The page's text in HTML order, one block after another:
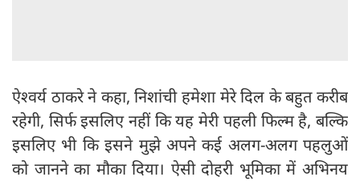
ऐश्वर्य ठाकरे ने कहा, निशांची हमेशा मेरे दिल के बहुत करीब
रहेगी, सिर्फ इसलिए नहीं कि यह मेरी पहली फिल्म है, बल्कि
इसलिए भी कि इसने मुझे अपने कई अलग-अलग पहलुओं
को जानने का मौका दिया। ऐसी दोहरी भूमिका में अभिनय